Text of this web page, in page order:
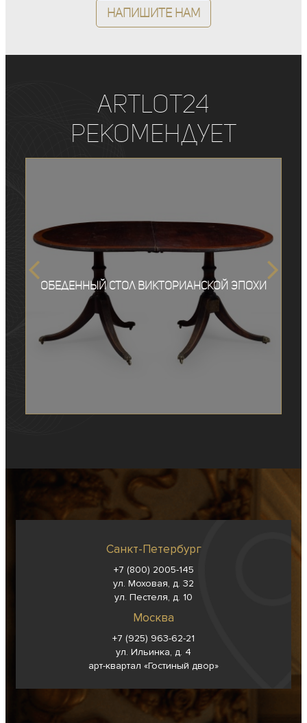
Напишите нам
ArtLot24
рекомендует
Обеденный стол викторианской эпохи
Санкт-Петербург
+7 (800) 2005-145
ул. Моховая, д. 32
ул. Пестеля, д. 10
Москва
+7 (925) 963-62-21
ул. Ильинка, д. 4
арт-квартал «Гостиный двор»